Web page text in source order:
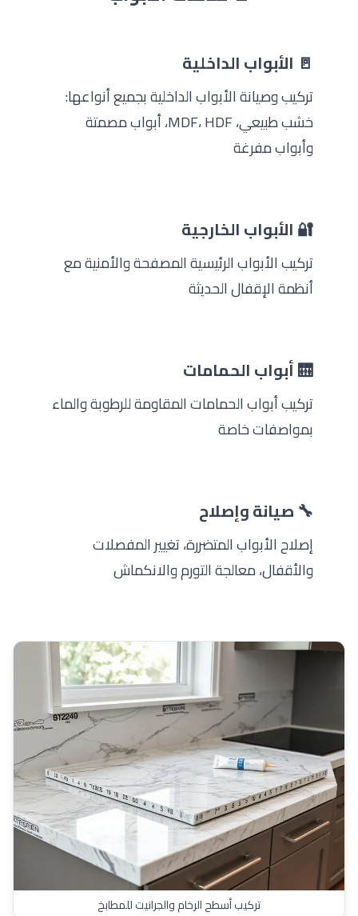
🚪 الأبواب الداخلية
تركيب وصيانة الأبواب الداخلية بجميع أنواعها:
خشب طبيعي، MDF، HDF، أبواب مصمتة
وأبواب مفرغة
🔐 الأبواب الخارجية
تركيب الأبواب الرئيسية المصفحة والأمنية مع
أنظمة الإقفال الحديثة
🛗 أبواب الحمامات
تركيب أبواب الحمامات المقاومة للرطوبة والماء
بمواصفات خاصة
🔧 صيانة وإصلاح
إصلاح الأبواب المتضررة، تغيير المفصلات
والأقفال، معالجة التورم والانكماش
تركيب أسطح الرخام والجرانيت للمطابخ